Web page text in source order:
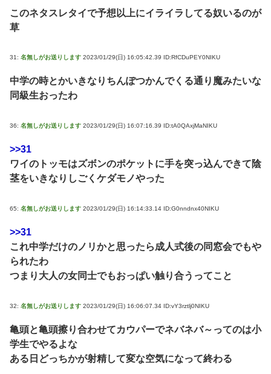
このネタスレタイで予想以上にイライラしてる奴いるのが
草
31: 名無しがお送りします 2023/01/29(日) 16:05:42.39 ID:RfCDuPEY0NIKU
中学の時とかいきなりちんぽつかんでくる通り魔みたいな
同級生おったわ
36: 名無しがお送りします 2023/01/29(日) 16:07:16.39 ID:tA0QAxjMaNIKU
>>31
ワイのトッモはズボンのポケットに手を突っ込んできて陰
茎をいきなりしごくケダモノやった
65: 名無しがお送りします 2023/01/29(日) 16:14:33.14 ID:G0nndnx40NIKU
>>31
これ中学だけのノリかと思ったら成人式後の同窓会でもや
られたわ
つまり大人の女同士でもおっぱい触り合うってこと
32: 名無しがお送りします 2023/01/29(日) 16:06:07.34 ID:vY3rztlj0NIKU
亀頭と亀頭擦り合わせてカウパーでネバネバ～ってのは小
学生でやるよな
ある日どっちかが射精して変な空気になって終わる